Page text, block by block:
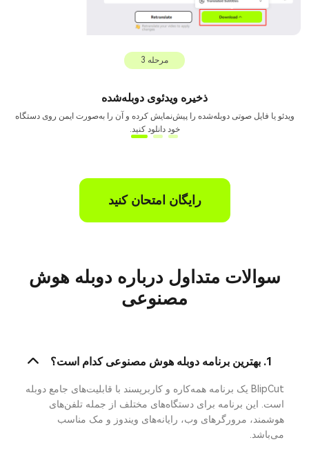
مرحله 3
ذخیره ویدئوی دوبله‌شده
ویدئو یا فایل صوتی دوبله‌شده را پیش‌نمایش کرده و آن را به‌صورت ایمن روی دستگاه
خود دانلود کنید.
رایگان امتحان کنید
سوالات متداول درباره دوبله هوش
مصنوعی
1. بهترین برنامه دوبله هوش مصنوعی کدام است؟
BlipCut یک برنامه همه‌کاره و کاربرپسند با قابلیت‌های جامع دوبله
است. این برنامه برای دستگاه‌های مختلف از جمله تلفن‌های
هوشمند، مرورگرهای وب، رایانه‌های ویندوز و مک مناسب
می‌باشد.